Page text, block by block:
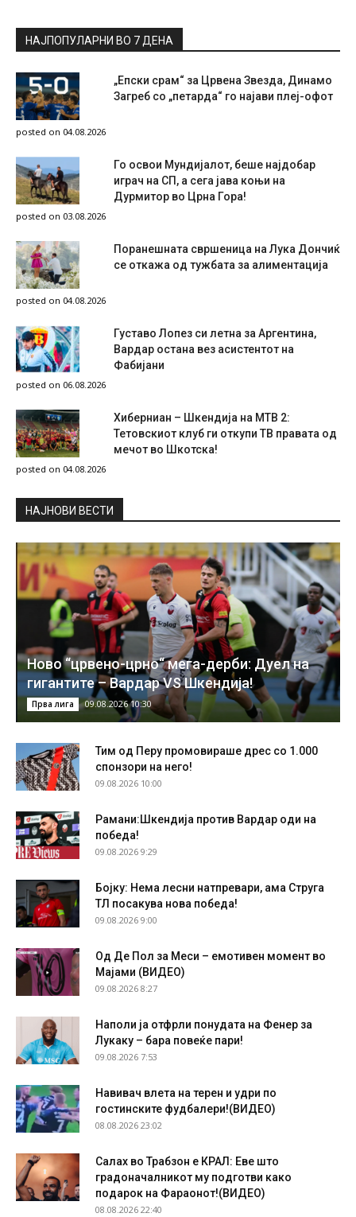
НАЈПОПУЛАРНИ ВО 7 ДЕНА
„Епски срам“ за Црвена Звезда, Динамо
Загреб со „петарда“ го најави плеј-офот
posted on 04.08.2026
Го освои Мундијалот, беше најдобар
играч на СП, а сега јава коњи на
Дурмитор во Црна Гора!
posted on 03.08.2026
Поранешната свршеница на Лука Дончиќ
се откажа од тужбата за алиментација
posted on 04.08.2026
Густаво Лопез си летна за Аргентина,
Вардар остана вез асистентот на
Фабијани
posted on 06.08.2026
Хиберниан – Шкендија на МТВ 2:
Тетовскиот клуб ги откупи ТВ правата од
мечот во Шкотска!
posted on 04.08.2026
НAЈНОВИ ВЕСТИ
Ново “црвено-црно“ мега-дерби: Дуел на
гигантите – Вардар VS Шкендија!
Прва лига 09.08.2026 10:30
Тим од Перу промовираше дрес со 1.000
спонзори на него!
09.08.2026 10:00
Рамани:Шкендија против Вардар оди на
победа!
09.08.2026 9:29
Бојку: Нема лесни натпревари, ама Струга
ТЛ посакува нова победа!
09.08.2026 9:00
Од Де Пол за Меси – емотивен момент во
Мајами (ВИДЕО)
09.08.2026 8:27
Наполи ја отфрли понудата на Фенер за
Лукаку – бара повеќе пари!
09.08.2026 7:53
Навивач влета на терен и удри по
гостинските фудбалери!(ВИДЕО)
08.08.2026 23:02
Салах во Трабзон е КРАЛ: Еве што
градоначалникот му подготви како
подарок на Фараонот!(ВИДЕО)
08.08.2026 22:40